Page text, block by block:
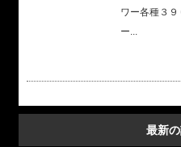
ワー各種３
ー...
最新